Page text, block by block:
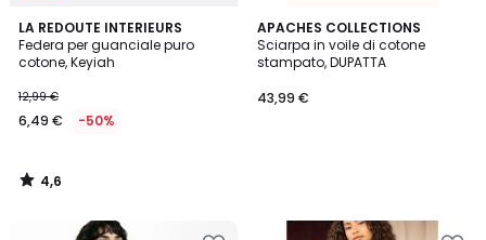
LA REDOUTE INTERIEURS
Federa per guanciale puro
cotone, Keyiah
12,99 €
6,49 € -50%
4,6
/ 5
4,6
/
APACHES COLLECTIONS
Sciarpa in voile di cotone
stampato, DUPATTA
43,99 €